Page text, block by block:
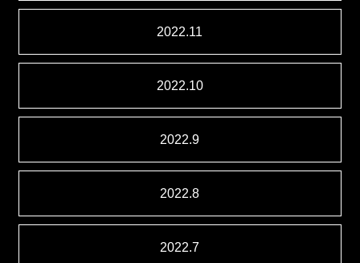
2022.11
2022.10
2022.9
2022.8
2022.7